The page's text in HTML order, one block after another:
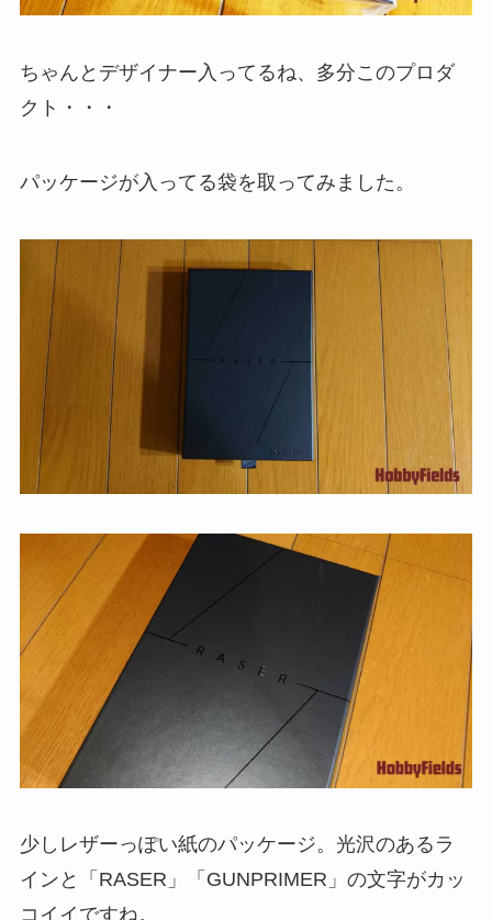
ちゃんとデザイナー入ってるね、多分このプロダ
クト・・・
パッケージが入ってる袋を取ってみました。
少しレザーっぽい紙のパッケージ。光沢のあるラ
インと「RASER」「GUNPRIMER」の文字がカッ
コイイですね。